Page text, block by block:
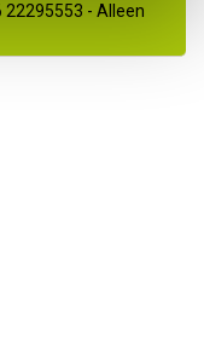
22295553 - Alleen